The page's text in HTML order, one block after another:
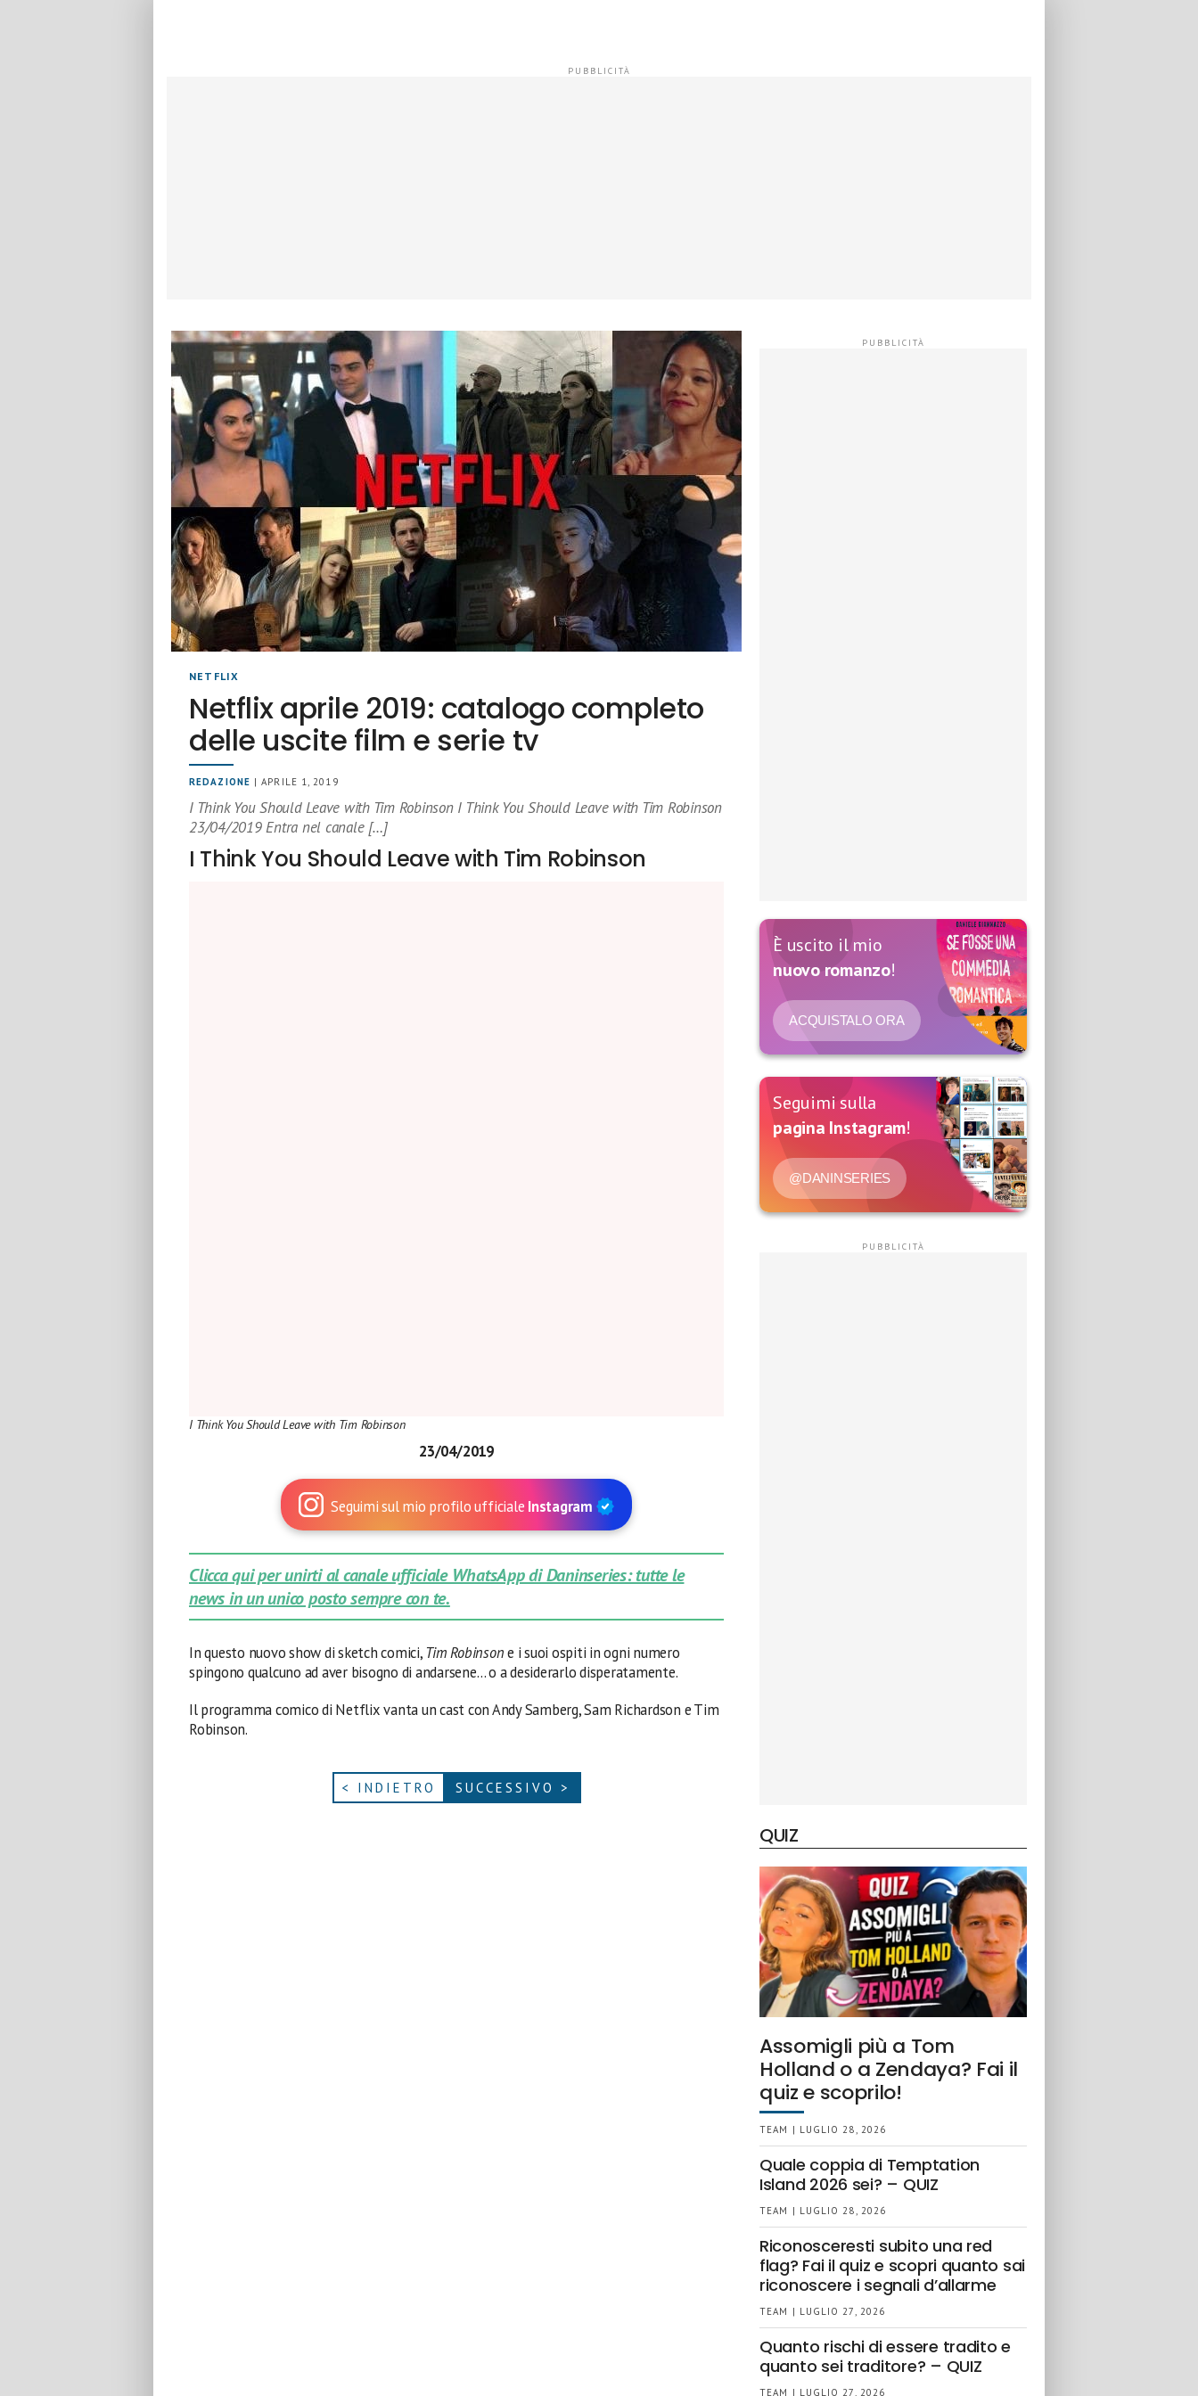
NETFLIX
Netflix aprile 2019: catalogo completo
delle uscite film e serie tv
REDAZIONE | APRILE 1, 2019
I Think You Should Leave with Tim Robinson I Think You Should Leave with Tim Robinson
23/04/2019 Entra nel canale […]
I Think You Should Leave with Tim Robinson
I Think You Should Leave with Tim Robinson
23/04/2019
Seguimi sul mio profilo ufficiale Instagram
Clicca qui per unirti al canale ufficiale WhatsApp di Daninseries: tutte le
news in un unico posto sempre con te.
In questo nuovo show di sketch comici, Tim Robinsone i suoi ospiti in ogni numero
spingono qualcuno ad aver bisogno di andarsene… o a desiderarlo disperatamente.
Il programma comico di Netflix vanta un cast con Andy Samberg, Sam Richardson e Tim
Robinson.
< INDIETRO SUCCESSIVO >
È uscito il mio
nuovo romanzo!
ACQUISTALO ORA
Seguimi sulla
pagina Instagram!
@DANINSERIES
QUIZ
Assomigli più a Tom
Holland o a Zendaya? Fai il
quiz e scoprilo!
TEAM | LUGLIO 28, 2026
Quale coppia di Temptation
Island 2026 sei? – QUIZ
TEAM | LUGLIO 28, 2026
Riconosceresti subito una red
flag? Fai il quiz e scopri quanto sai
riconoscere i segnali d’allarme
TEAM | LUGLIO 27, 2026
Quanto rischi di essere tradito e
quanto sei traditore? – QUIZ
TEAM | LUGLIO 27, 2026